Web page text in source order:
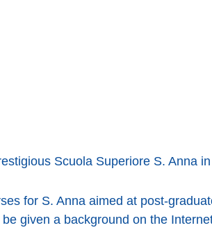
Scuola Superiore S. Anna
for S. Anna aimed at post-
given a background on the